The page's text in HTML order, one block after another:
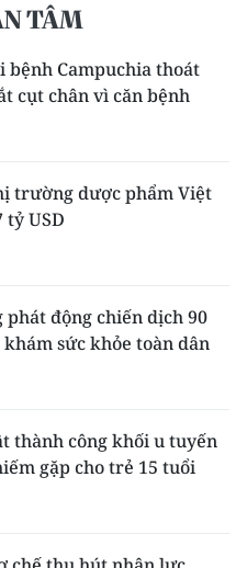
TÂM
bệnh Campuchia thoát
cụt chân vì căn bệnh
trường dược phẩm Việt
tỷ USD
phát động chiến dịch 90
sức khỏe toàn dân
thành công khối u tuyến
gặp cho trẻ 15 tuổi